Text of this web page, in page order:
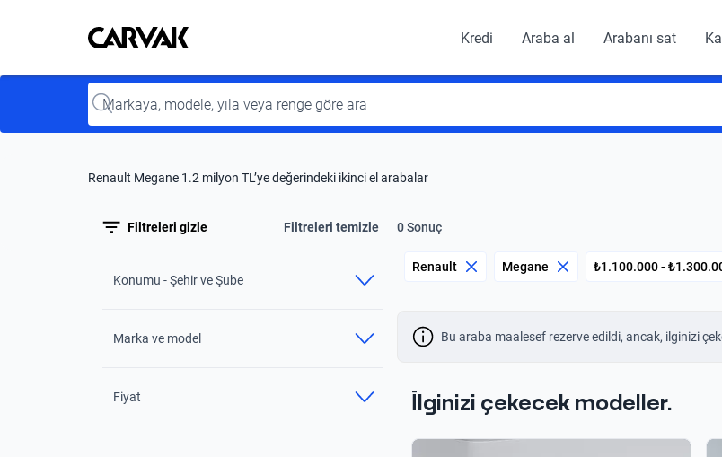
Kavak
Kavak Kredi Araba al Arabanı sat
Input
Renault Megane 1.2 milyon TL’ye değerindeki ikinci el arabalar
Filtreleri gizle Filtreleri temizle 0 Sonuç
Konumu - Şehir ve Şube
Marka ve model
Fiyat
Renault Megane ₺1.100.000 -
Bu araba maalesef rezerve edildi, ancak, ilginizi
İlginizi çekecek modeller.